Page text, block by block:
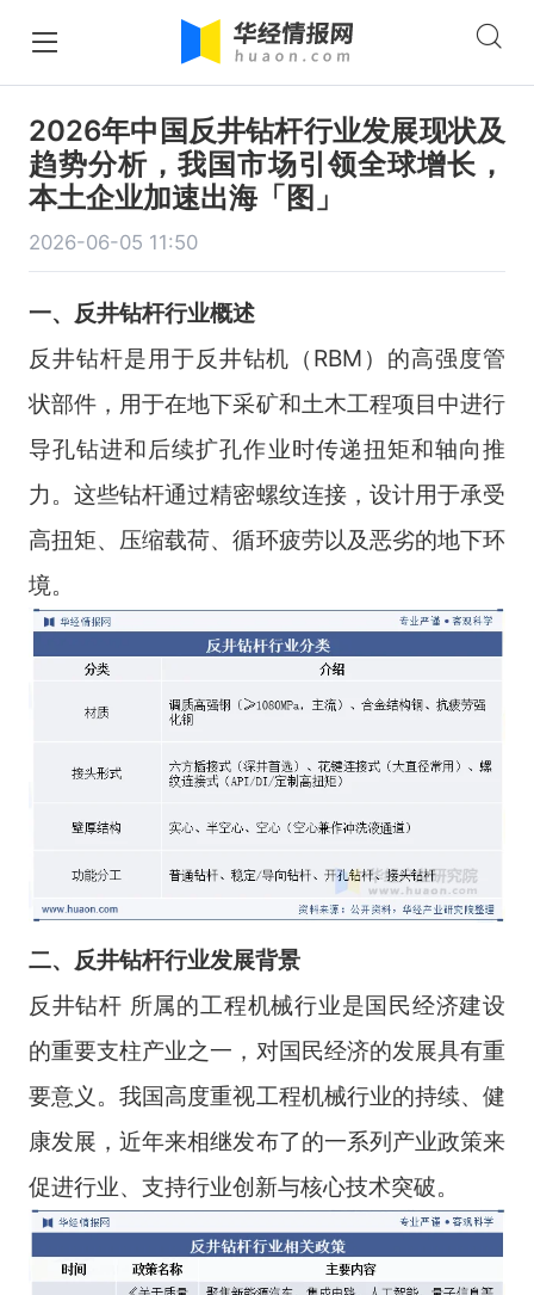
2026年中国反井钻杆行业发展现状及
趋势分析，我国市场引领全球增长，
本土企业加速出海「图」
2026-06-05 11:50
一、 反井钻杆行业概述
反井钻杆是用于反井钻机（RBM）的高强度管
状部件，用于在地下采矿和土木工程项目中进行
导孔钻进和后续扩孔作业时传递扭矩和轴向推
力。这些钻杆通过精密螺纹连接，设计用于承受
高扭矩、压缩载荷、循环疲劳以及恶劣的地下环
境。
二、 反井钻杆行业发展背景
反井钻杆 所属的工程机械行业是国民经济建设
的重要支柱产业之一，对国民经济的发展具有重
要意义。我国高度重视工程机械行业的持续、健
康发展，近年来相继发布了的一系列产业政策来
促进行业、支持行业创新与核心技术突破。